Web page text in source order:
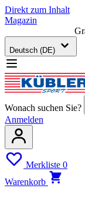
Direkt zum Inhalt
Magazin
Deutsch (DE)
Wonach suchen Sie?
Anmelden
Merkliste 0
Warenkorb